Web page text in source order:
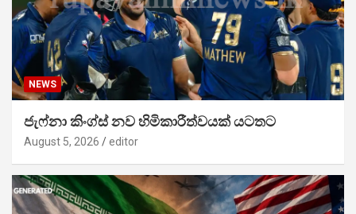
NEWS
ජැෆ්නා කිංග්ස් නව හිමිකාරීත්වයක් යටතට
August 5, 2026 editor